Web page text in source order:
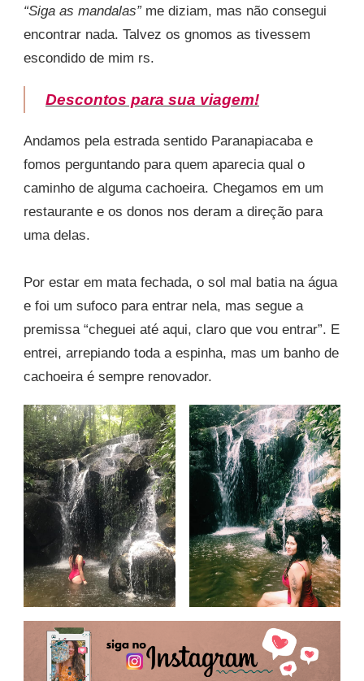
“Siga as mandalas”me diziam, mas não consegui
encontrar nada. Talvez os gnomos as tivessem
escondido de mim rs.
Descontos para sua viagem!
Andamos pela estrada sentido Paranapiacaba e
fomos perguntando para quem aparecia qual o
caminho de alguma cachoeira. Chegamos em um
restaurante e os donos nos deram a direção para
uma delas.
Por estar em mata fechada, o sol mal batia na água
e foi um sufoco para entrar nela, mas segue a
premissa “cheguei até aqui, claro que vou entrar”. E
entrei, arrepiando toda a espinha, mas um banho de
cachoeira é sempre renovador.